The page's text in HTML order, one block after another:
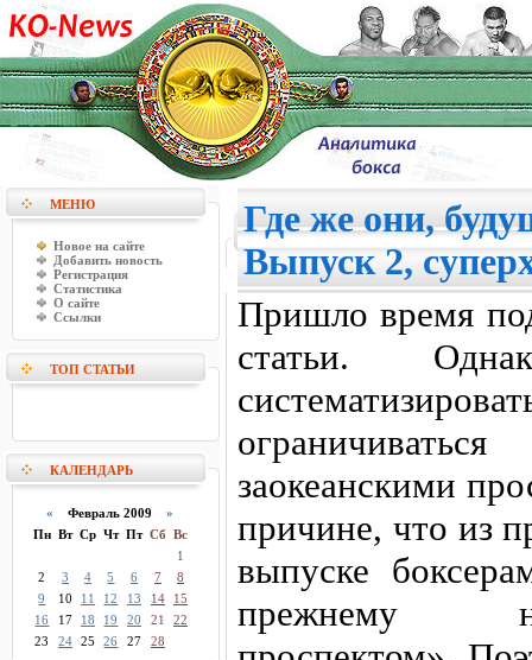
МЕНЮ
Новое на сайте
Добавить новость
Регистрация
Статистика
О сайте
Ссылки
ТОП СТАТЬИ
КАЛЕНДАРЬ
« Февраль 2009»
Пн Вт Ср Чт Пт Сб Вс
1
2
3 4 5 6 7
8
9
10 11 12 13 14
15
16
17 18 19 20 21
22
23
24 25 26 27 28
Где же они,
Выпуск 2,
Пришло время
статьи.
заокеанскими
причине, что из
выпуске
прежнему